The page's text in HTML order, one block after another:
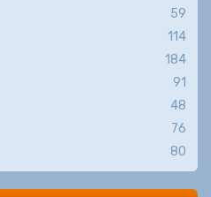
59
114
184
91
48
76
80